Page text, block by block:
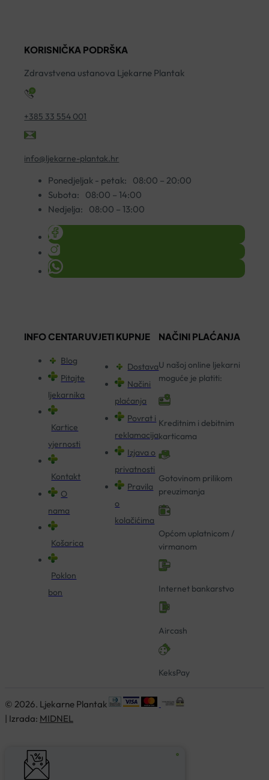
KORISNIČKA PODRŠKA
Zdravstvena ustanova Ljekarne Plantak
+385 33 554 001
info@ljekarne-plantak.hr
Ponedjeljak - petak:
08:00 – 20:00
Subota:
08:00 – 14:00
Nedjelja:
08:00 – 13:00
INFO CENTAR
Blog
Pitajte
ljekarnika
Kartice
vjernosti
Kontakt
O
nama
Košarica
Poklon
bon
UVJETI KUPNJE
Dostava
Načini
plaćanja
Povrat i
reklamacija
Izjava o
privatnosti
Pravila
o
kolačićima
NAČINI PLAĆANJA
U našoj online ljekarni
moguće je platiti:
Kreditnim i debitnim
karticama
Gotovinom prilikom
preuzimanja
Općom uplatnicom /
virmanom
Internet bankarstvo
Aircash
KeksPay
© 2026. Ljekarne Plantak
| Izrada: MIDNEL